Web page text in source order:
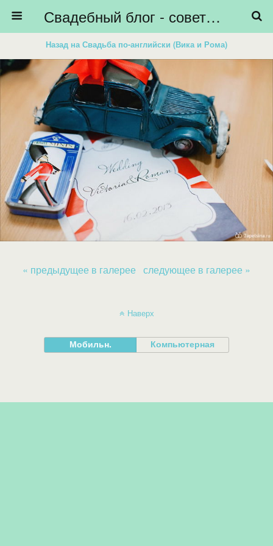
Свадебный блог - советы невестам, подготовка к свадьбе - HiBride
Назад на Свадьба по-английски (Вика и Рома)
« предыдущее в галерее следующее в галерее »
Наверх
Мобильн. Компьютерная